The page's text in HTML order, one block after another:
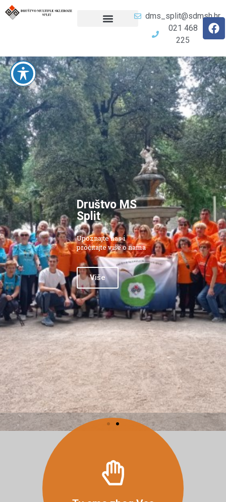
dms_split@sdmsh.hr
021 468
225
Društvo MS
Split
Upoznajte nas i
pročitajte više o nama
Više
Više